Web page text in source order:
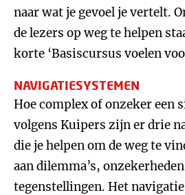
naar wat je gevoel je vertelt.
de lezers op weg te helpen
korte ‘Basiscursus voelen
NAVIGATIESYSTEMEN
Hoe complex of onzeker een
volgens Kuipers zijn er drie
die je helpen om de weg te
aan dilemma’s,
tegenstellingen. Het